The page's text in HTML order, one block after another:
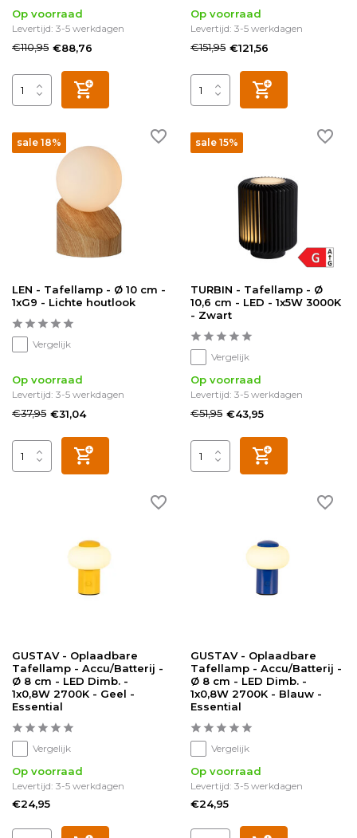
Op voorraad
Levertijd: 3-5 werkdagen
€110,95 €88,76
Op voorraad
Levertijd: 3-5 werkdagen
€151,95 €121,56
sale 18%
LEN - Tafellamp - Ø 10 cm -
1xG9 - Lichte houtlook
Vergelijk
Op voorraad
Levertijd: 3-5 werkdagen
€37,95 €31,04
sale 15%
TURBIN - Tafellamp - Ø
10,6 cm - LED - 1x5W 3000K
- Zwart
Vergelijk
Op voorraad
Levertijd: 3-5 werkdagen
€51,95 €43,95
GUSTAV - Oplaadbare
Tafellamp - Accu/Batterij -
Ø 8 cm - LED Dimb. -
1x0,8W 2700K - Geel -
Essential
Vergelijk
Op voorraad
Levertijd: 3-5 werkdagen
€24,95
GUSTAV - Oplaadbare
Tafellamp - Accu/Batterij -
Ø 8 cm - LED Dimb. -
1x0,8W 2700K - Blauw -
Essential
Vergelijk
Op voorraad
Levertijd: 3-5 werkdagen
€24,95